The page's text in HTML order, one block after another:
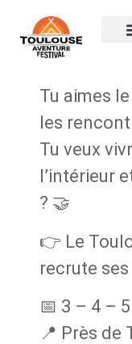
Tu aimes
les
Tu veux
l’intérieur
? 🤝
👉 Le
recrute
📅 3 – 4 –
📍 Près de